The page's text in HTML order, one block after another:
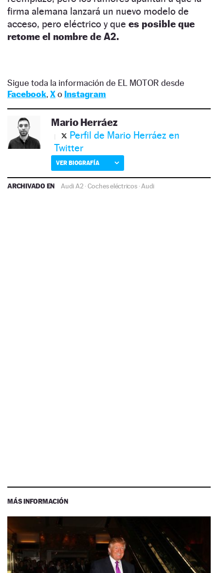
firma alemana lanzará un nuevo modelo de
acceso, pero eléctrico y que es posible que
retome el nombre de A2.
Sigue toda la información de EL MOTOR desde
Facebook, Xo Instagram
Mario Herráez
Perfil de Mario Herráez en
Twitter
VER BIOGRAFÍA
ARCHIVADO EN Audi A2 ·Coches eléctricos·Audi
MÁS INFORMACIÓN